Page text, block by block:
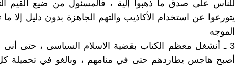
للناس على صدق ما ذهبوا إلية ، فالمسئول من ضيع القيم
يتورعوا عن استخدام الأكاذيب والتهم الجاهزة بدون دليل إلا
الموجه
3 ـ أنشغل معظم الكتاب بقضية الاسلام السياسى ، حتى أنى
أصبح هاجس يطاردهم حتى في منامهم ، وبالغو في تحميلة كل